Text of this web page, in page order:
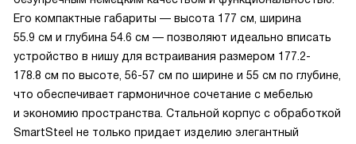
Его компактные габариты — высота 177 см, ширина
55.9 см и глубина 54.6 см — позволяют идеально вписать
устройство в нишу для встраивания размером 177.2-
178.8 см по высоте, 56-57 см по ширине и 55 см по глубине,
что обеспечивает гармоничное сочетание с мебелью
и экономию пространства. Стальной корпус с обработкой
SmartSteel не только придает изделию элегантный